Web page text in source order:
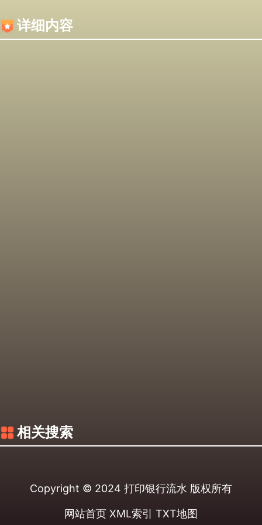
详细内容
相关搜索
Copyright © 2024 打印银行流水 版权所有
网站首页 XML索引 TXT地图